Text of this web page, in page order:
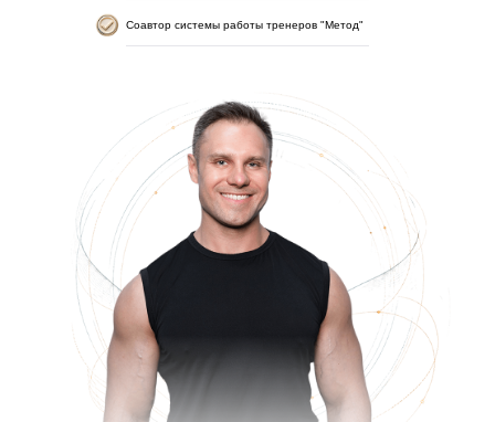
Соавтор системы работы тренеров "Метод"